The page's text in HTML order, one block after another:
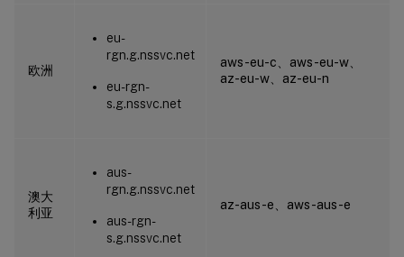
欧洲
eu-
rgn.g.nssvc.net
eu-rgn-
s.g.nssvc.net
aws-eu-c、aws-eu-w、
az-eu-w、az-eu-n
澳大
利亚
aus-
rgn.g.nssvc.net
aus-rgn-
s.g.nssvc.net
az-aus-e、aws-aus-e